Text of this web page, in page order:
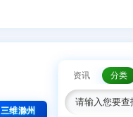
三维滁州
资讯 分类